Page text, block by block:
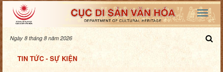
Ngày 8 tháng 8 năm 2026
TIN TỨC - SỰ KIỆN